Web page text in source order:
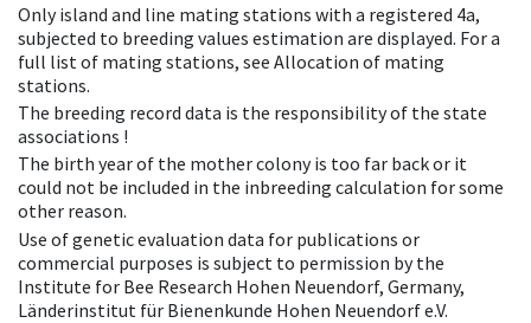
Only island and line mating stations with a registered 4a,
subjected to breeding values estimation are displayed. For a
full list of mating stations, see Allocation of mating
stations.
The breeding record data is the responsibility of the state
associations !
The birth year of the mother colony is too far back or it
could not be included in the inbreeding calculation for some
other reason.
Use of genetic evaluation data for publications or
commercial purposes is subject to permission by the
Institute for Bee Research Hohen Neuendorf, Germany,
Länderinstitut für Bienenkunde Hohen Neuendorf e.V.